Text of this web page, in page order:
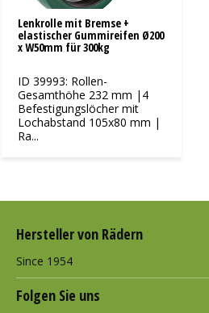
Lenkrolle mit Bremse +
elastischer Gummireifen Ø200
x W50mm für 300kg
ID 39993: Rollen-
Gesamthöhe 232 mm |4
Befestigungslöcher mit
Lochabstand 105x80 mm |
Ra...
Hersteller von Rädern
Since 1954
Folgen Sie uns